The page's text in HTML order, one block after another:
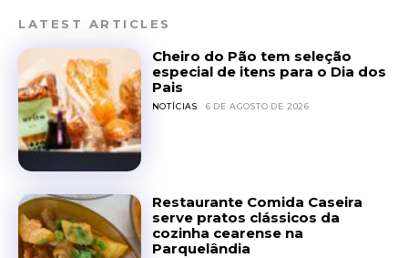
LATEST ARTICLES
Cheiro do Pão tem seleção
especial de itens para o Dia dos
Pais
NOTÍCIAS 6 DE AGOSTO DE 2026
Restaurante Comida Caseira
serve pratos clássicos da
cozinha cearense na
Parquelândia